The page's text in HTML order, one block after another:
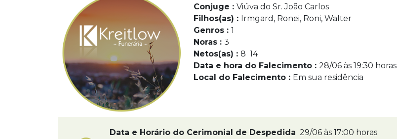
Conjuge : Viúva do Sr. João Carlos
Filhos(as) : Irmgard, Ronei, Roni, Walter
Genros : 1
Noras : 3
Netos(as) : 8 14
Data e hora do Falecimento : 28/06 às 19:30 horas
Local do Falecimento : Em sua residência
Data e Horário do Cerimonial de Despedida 29/06 às 17:00 horas